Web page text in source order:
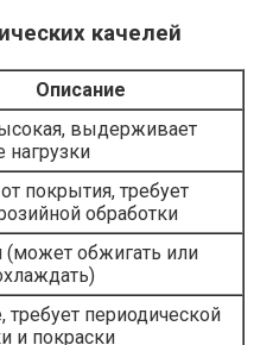
качелей
Описание
выдерживает
покрытия, требует
обработки
(может обжигать или
требует периодической
и покраски